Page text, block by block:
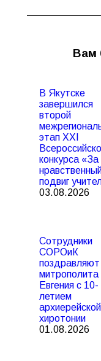
Вам
В Якутске
завершился
второй
этап XXI
конкурса «За
подвиг
03.08.2026
Сотрудники
СОРОиК
поздравляют
митрополита
Евгения с 10-
летием
архиерейской
хиротонии
01.08.2026